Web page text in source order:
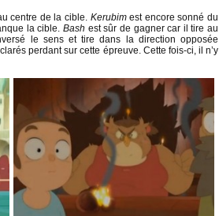
centre de la cible. Kerubimest encore sonné du
la cible.Bash est sûr de gagner car il tire au
le sens et tire dans la direction opposée
perdant sur cette épreuve. Cette fois-ci, il n’y